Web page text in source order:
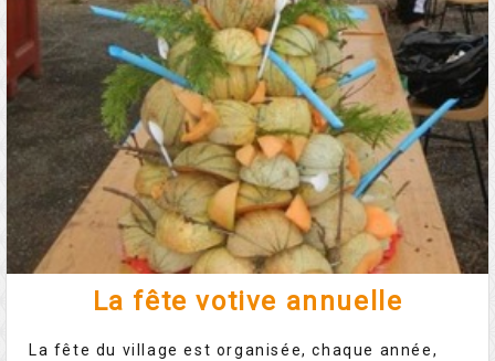
La fête votive annuelle
La fête du village est organisée, chaque année,